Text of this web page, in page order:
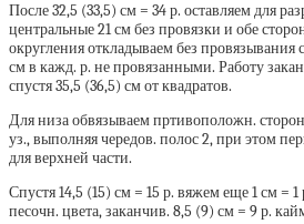
После 32,5 (33,5) см = 34 р. оставляем для
центральные 21 см без провязки и обе
округления откладываем без
см в кажд. р. не провязанными. Работу
спустя 35,5 (36,5) см от квадратов.
Для низа обвязываем пртивоположн.
уз., выполняя чередов. полос 2, при этом
для верхней части.
Спустя 14,5 (15) см = 15 р. вяжем еще 1 см = 1
песочн. цвета, заканчив. 8,5 (9) см = 9 р.